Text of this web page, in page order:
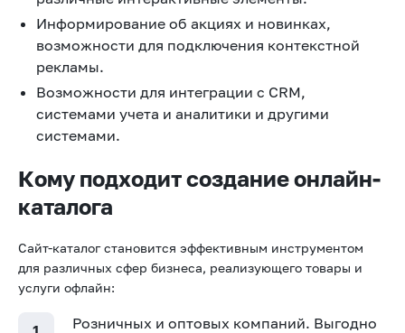
Информирование об акциях и новинках,
возможности для подключения контекстной
рекламы.
Возможности для интеграции с CRM,
системами учета и аналитики и другими
системами.
Кому подходит создание онлайн-
каталога
Сайт-каталог становится эффективным инструментом
для различных сфер бизнеса, реализующего товары и
услуги офлайн:
Розничных и оптовых компаний. Выгодно